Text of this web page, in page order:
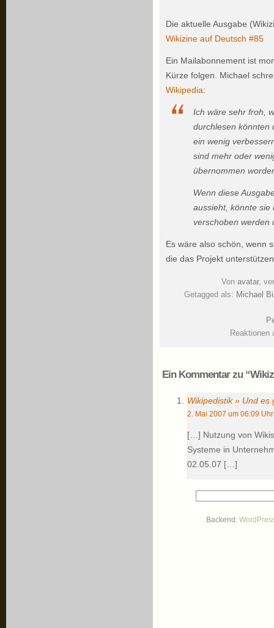
Die aktuelle Ausgabe
Wikizine auf Deutsch #85
Ein Mailabonnement ist
Kürze folgen. Michael
Wikipedia:
Ich wäre sehr froh,
durchlesen könnten
ein wenig
sind mehr oder
übernommen
Wenn diese
aussieht, könnte sie
verschoben werden
Es wäre also schön, wenn
die das Projekt
Von avatar,
Getagged als: Michael
Ein Kommentar zu
Wikipedistik » Und
2. Mai 2007 um 06:09 Uhr
[…] Nutzung von
Systeme in
02.05.07 […]
Backend: